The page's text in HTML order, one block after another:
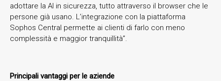
adottare la AI in sicurezza, tutto attraverso il browser che le
persone già usano. L’integrazione con la piattaforma
Sophos Central permette ai clienti di farlo con meno
complessità e maggior tranquillità”.
Principali vantaggi per le aziende